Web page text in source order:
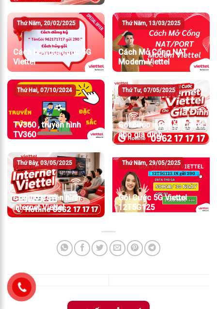
Thứ Năm, 20/02/2025
Cách hủy gói cước 5G
Viettel
Thứ Năm, 13/03/2025
Cách Mở Cổng NAT
Modem Viettel
Thứ Hai, 07/10/2024
TV360 , truyền hình
TV360
Thứ Tư, 07/05/2025
Gói cước internet Viettel
cho gia đình
Thứ Bảy, 03/05/2025
Combo truyền hình
internet Viettel
Thứ Năm, 29/05/2025
Gói Cước 5G Viettel
12T5G125